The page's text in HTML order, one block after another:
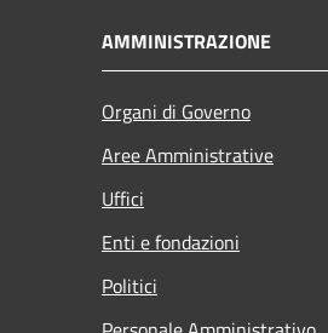
AMMINISTRAZIONE
Organi di Governo
Aree Amministrative
Uffici
Enti e fondazioni
Politici